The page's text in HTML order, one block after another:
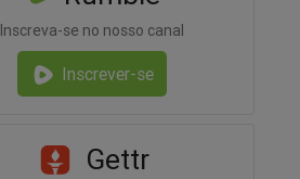
Inscreva-se no nosso canal
Inscrever-se
Gettr